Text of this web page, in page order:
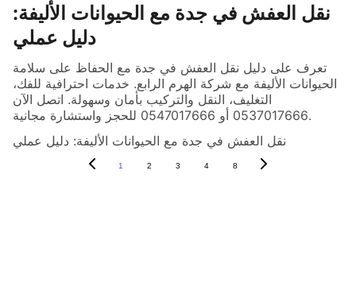
نقل العفش في جدة مع الحيوانات الأليفة:
دليل عملي
تعرف على دليل نقل العفش في جدة مع الحفاظ على سلامة
الحيوانات الأليفة مع شركة الهرم الرابع. خدمات احترافية للفك،
التغليف، النقل والتركيب بأمان وسهولة. اتصل الآن
0537017666 أو 0547017666 للحجز واستشارة مجانية.
نقل العفش في جدة مع الحيوانات الأليفة: دليل عملي
1 2 3 4 8